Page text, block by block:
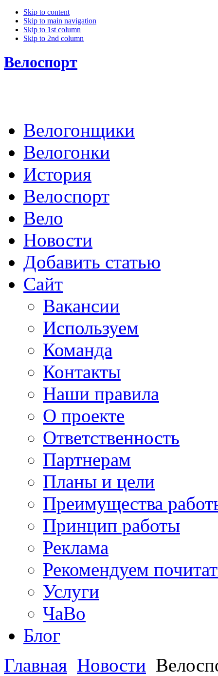
Skip to content
Skip to main navigation
Skip to 1st column
Skip to 2nd column
Велоспорт
Велогонщики
Велогонки
История
Велоспорт
Вело
Новости
Добавить статью
Сайт
Вакансии
Используем
Команда
Контакты
Наши правила
О проекте
Ответственность
Партнерам
Планы и цели
Преимущества
Принцип работы
Реклама
Рекомендуем
Услуги
ЧаВо
Блог
Главная Новости